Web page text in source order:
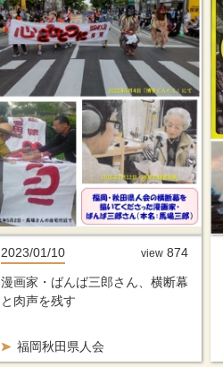
2023/01/10
福岡秋田県人会
漫画家・ばんば三郎さん、横断幕
と肉声を残す
view 874